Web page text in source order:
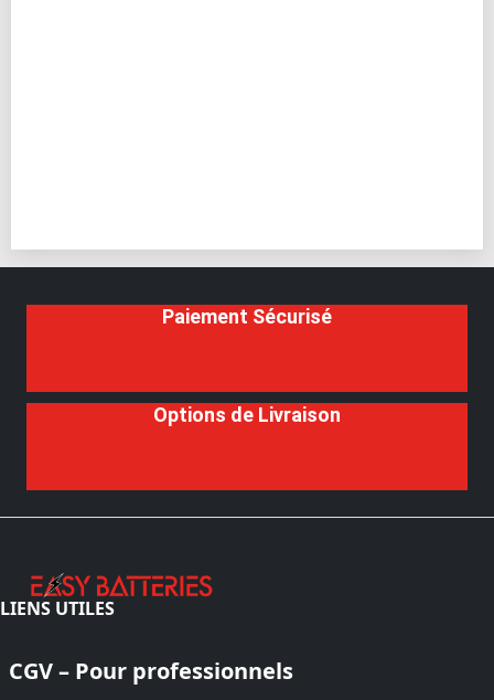
Paiement Sécurisé
Options de Livraison
LIENS UTILES
CGV – Pour professionnels